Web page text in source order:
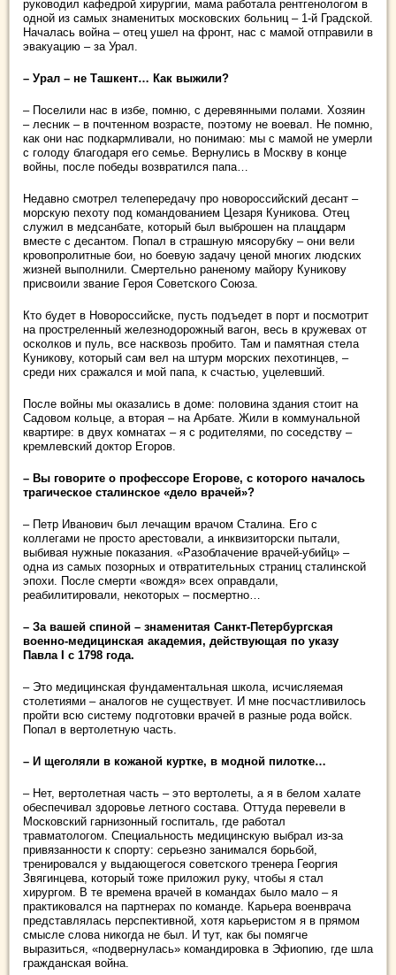
руководил кафедрой хирургии, мама работала рентгенологом в
одной из самых знаменитых московских больниц – 1-й Градской.
Началась война – отец ушел на фронт, нас с мамой отправили в
эвакуацию – за Урал.
– Урал – не Ташкент… Как выжили?
– Поселили нас в избе, помню, с деревянными полами. Хозяин
– лесник – в почтенном возрасте, поэтому не воевал. Не помню,
как они нас подкармливали, но понимаю: мы с мамой не умерли
с голоду благодаря его семье. Вернулись в Москву в конце
войны, после победы возвратился папа…
Недавно смотрел телепередачу про новороссийский десант –
морскую пехоту под командованием Цезаря Куникова. Отец
служил в медсанбате, который был выброшен на плацдарм
вместе с десантом. Попал в страшную мясорубку – они вели
кровопролитные бои, но боевую задачу ценой многих людских
жизней выполнили. Смертельно раненому майору Куникову
присвоили звание Героя Советского Союза.
Кто будет в Новороссийске, пусть подъедет в порт и посмотрит
на простреленный железнодорожный вагон, весь в кружевах от
осколков и пуль, все насквозь пробито. Там и памятная стела
Куникову, который сам вел на штурм морских пехотинцев, –
среди них сражался и мой папа, к счастью, уцелевший.
После войны мы оказались в доме: половина здания стоит на
Садовом кольце, а вторая – на Арбате. Жили в коммунальной
квартире: в двух комнатах – я с родителями, по соседству –
кремлевский доктор Егоров.
– Вы говорите о профессоре Егорове, с которого началось
трагическое сталинское «дело врачей»?
– Петр Иванович был лечащим врачом Сталина. Его с
коллегами не просто арестовали, а инквизиторски пытали,
выбивая нужные показания. «Разоблачение врачей-убийц» –
одна из самых позорных и отвратительных страниц сталинской
эпохи. После смерти «вождя» всех оправдали,
реабилитировали, некоторых – посмертно…
– За вашей спиной – знаменитая Санкт-Петербургская
военно-медицинская академия, действующая по указу
Павла I с 1798 года.
– Это медицинская фундаментальная школа, исчисляемая
столетиями – аналогов не существует. И мне посчастливилось
пройти всю систему подготовки врачей в разные рода войск.
Попал в вертолетную часть.
– И щеголяли в кожаной куртке, в модной пилотке…
– Нет, вертолетная часть – это вертолеты, а я в белом халате
обеспечивал здоровье летного состава. Оттуда перевели в
Московский гарнизонный госпиталь, где работал
травматологом. Специальность медицинскую выбрал из-за
привязанности к спорту: серьезно занимался борьбой,
тренировался у выдающегося советского тренера Георгия
Звягинцева, который тоже приложил руку, чтобы я стал
хирургом. В те времена врачей в командах было мало – я
практиковался на партнерах по команде. Карьера военврача
представлялась перспективной, хотя карьеристом я в прямом
смысле слова никогда не был. И тут, как бы помягче
выразиться, «подвернулась» командировка в Эфиопию, где шла
гражданская война.